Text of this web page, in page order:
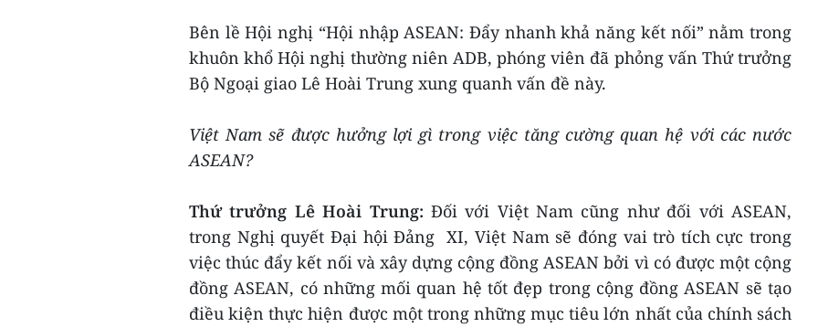
Bên lề Hội nghị “Hội nhập ASEAN: Đẩy nhanh khả năng kết nối” nằm trong
khuôn khổ Hội nghị thường niên ADB, phóng viên đã phỏng vấn Thứ trưởng
Bộ Ngoại giao Lê Hoài Trung xung quanh vấn đề này.
Việt Nam sẽ được hưởng lợi gì trong việc tăng cường quan hệ với các nước
ASEAN?
Thứ trưởng Lê Hoài Trung: Đối với Việt Nam cũng như đối với ASEAN,
trong Nghị quyết Đại hội Đảng XI, Việt Nam sẽ đóng vai trò tích cực trong
việc thúc đẩy kết nối và xây dựng cộng đồng ASEAN bởi vì có được một cộng
đồng ASEAN, có những mối quan hệ tốt đẹp trong cộng đồng ASEAN sẽ tạo
điều kiện thực hiện được một trong những mục tiêu lớn nhất của chính sách